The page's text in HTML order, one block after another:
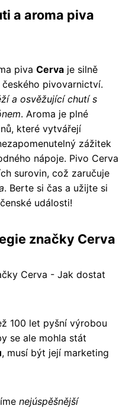
a aroma piva
piva Cerva je silně
pivovarnictví.
a osvěžující chutí s
. Aroma je plné
které vytvářejí
zážitek
nápoje. Pivo Cerva
surovin, což zaručuje
. Berte si čas a užijte si
události!
značky Cerva
Cerva - Jak dostat
100 let pyšní výrobou
se ale mohla stát
, musí být její marketing
nejúspěšnější